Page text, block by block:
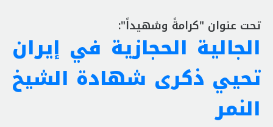
تحت عنوان "كرامةً وشهيداً":
الجالية الحجازية في إيران
تحيي ذكرى شهادة الشيخ
النمر